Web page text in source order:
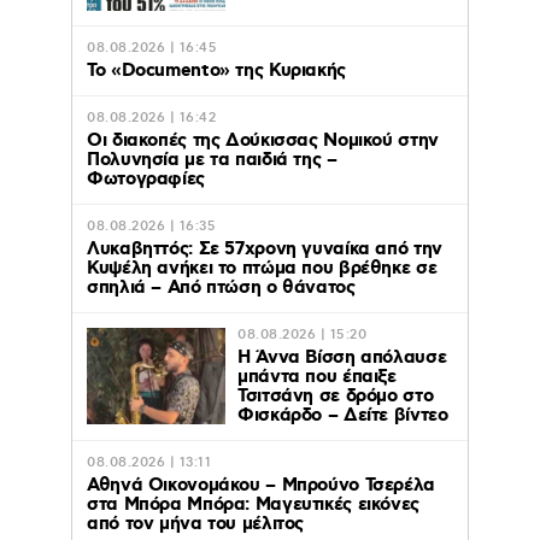
08.08.2026 | 16:45
Το «Documento» της Κυριακής
08.08.2026 | 16:42
Οι διακοπές της Δούκισσας Νομικού στην
Πολυνησία με τα παιδιά της –
Φωτογραφίες
08.08.2026 | 16:35
Λυκαβηττός: Σε 57χρονη γυναίκα από την
Κυψέλη ανήκει το πτώμα που βρέθηκε σε
σπηλιά – Από πτώση ο θάνατος
08.08.2026 | 15:20
Η Άννα Βίσση απόλαυσε
μπάντα που έπαιξε
Τσιτσάνη σε δρόμο στο
Φισκάρδο – Δείτε βίντεο
08.08.2026 | 13:11
Αθηνά Οικονομάκου – Μπρούνο Τσερέλα
στα Μπόρα Μπόρα: Mαγευτικές εικόνες
από τον μήνα του μέλιτος